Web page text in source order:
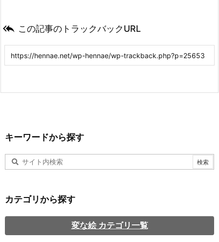
 この記事のトラックバックURL
キーワードから探す
カテゴリから探す
変な絵 カテゴリ一覧